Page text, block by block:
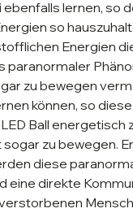
lernen, so
so
Energien
paranormaler
zu bewegen
können, so diese
Ball energetisch
zu bewegen.
diese
eine direkte